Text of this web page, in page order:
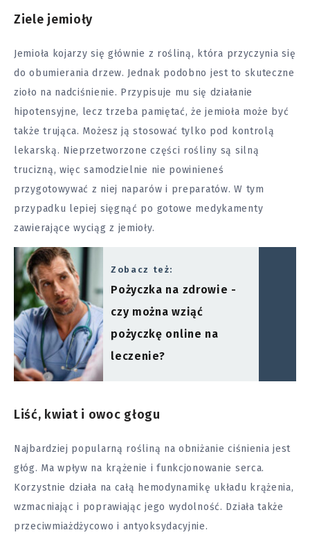
Ziele jemioły
Jemioła kojarzy się głównie z rośliną, która przyczynia się
do obumierania drzew. Jednak podobno jest to skuteczne
zioło na nadciśnienie. Przypisuje mu się działanie
hipotensyjne, lecz trzeba pamiętać, że jemioła może być
także trująca. Możesz ją stosować tylko pod kontrolą
lekarską. Nieprzetworzone części rośliny są silną
trucizną, więc samodzielnie nie powinieneś
przygotowywać z niej naparów i preparatów. W tym
przypadku lepiej sięgnąć po gotowe medykamenty
zawierające wyciąg z jemioły.
Zobacz też:
Pożyczka na zdrowie -
czy można wziąć
pożyczkę online na
leczenie?
Liść, kwiat i owoc głogu
Najbardziej popularną rośliną na obniżanie ciśnienia jest
głóg. Ma wpływ na krążenie i funkcjonowanie serca.
Korzystnie działa na całą hemodynamikę układu krążenia,
wzmacniając i poprawiając jego wydolność. Działa także
przeciwmiażdżycowo i antyoksydacyjnie.